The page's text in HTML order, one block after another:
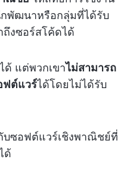
พัฒนาหรือกลุ่มที่ได้รับ
งซอร์สโค้ดได้
ด้ แต่พวกเขาไม่สามารถ
ฟต์แวร์ได้โดยไม่ได้รับ
บซอฟต์แวร์เชิงพาณิชย์ที่
ด้